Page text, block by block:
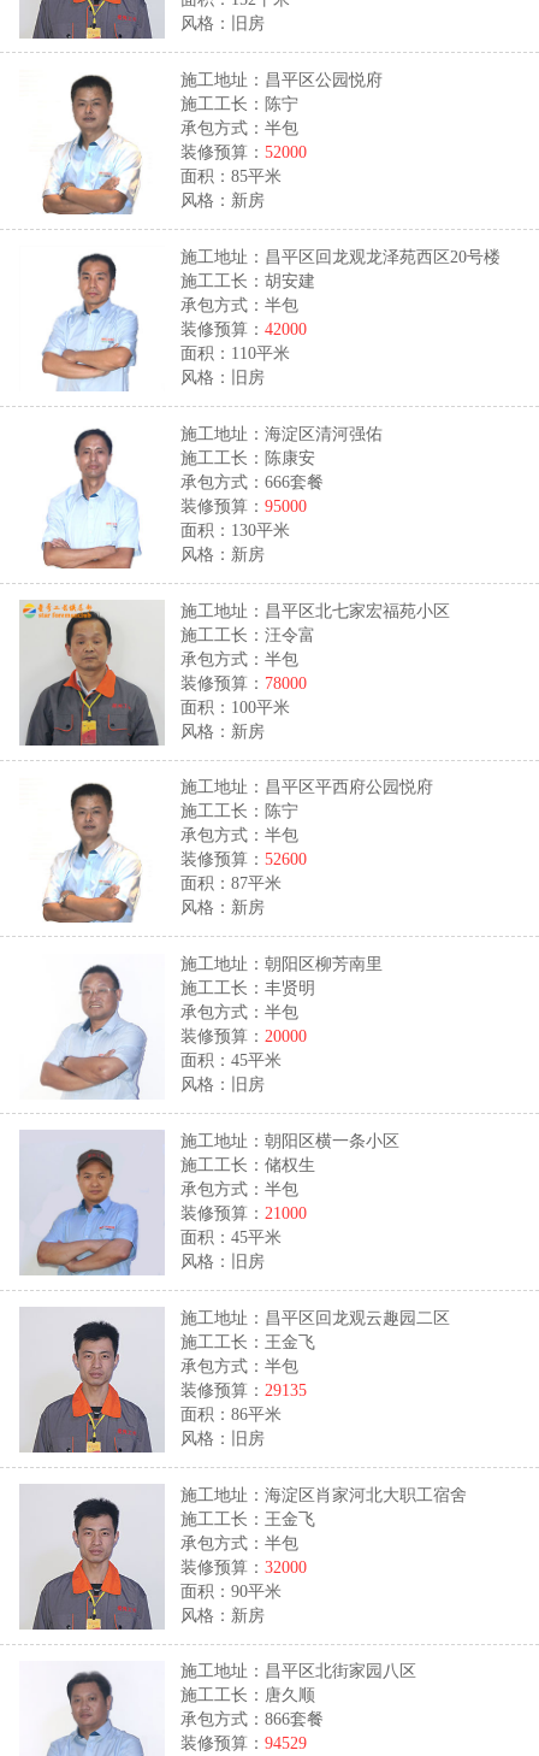
风格：旧房
施工地址：昌平区公园悦府
施工工长：陈宁
承包方式：半包
装修预算：52000
面积：85平米
风格：新房
施工地址：昌平区回龙观龙泽苑西区20号楼
施工工长：胡安建
承包方式：半包
装修预算：42000
面积：110平米
风格：旧房
施工地址：海淀区清河强佑
施工工长：陈康安
承包方式：666套餐
装修预算：95000
面积：130平米
风格：新房
施工地址：昌平区北七家宏福苑小区
施工工长：汪令富
承包方式：半包
装修预算： 78000
面积：100平米
风格：新房
施工地址：昌平区平西府公园悦府
施工工长：陈宁
承包方式：半包
装修预算：52600
面积：87平米
风格：新房
施工地址：朝阳区柳芳南里
施工工长：丰贤明
承包方式：半包
装修预算：20000
面积：45平米
风格：旧房
施工地址：朝阳区横一条小区
施工工长：储权生
承包方式：半包
装修预算： 21000
面积：45平米
风格：旧房
施工地址：昌平区回龙观云趣园二区
施工工长：王金飞
承包方式：半包
装修预算： 29135
面积：86平米
风格：旧房
施工地址：海淀区肖家河北大职工宿舍
施工工长：王金飞
承包方式：半包
装修预算：32000
面积：90平米
风格：新房
施工地址：昌平区北街家园八区
施工工长：唐久顺
承包方式：866套餐
装修预算：94529